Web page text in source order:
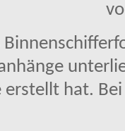
erstellt hat.